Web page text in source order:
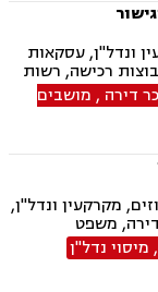
ונדל"ן, עסקאות
רכישה, רשות
נדלן, ייפוי
הסכמי ממון,
דירה , מושבים
מקרקעין ונדל"ן,
משפט
וצוואות,
נזקי גוף
מיסוי נדל"ן